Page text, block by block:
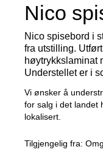
Nico
Nico spisebord i
fra utstilling.
høytrykkslaminat
Understellet er i
Vi ønsker å
for salg i det landet
lokalisert.
Tilgjengelig fra: